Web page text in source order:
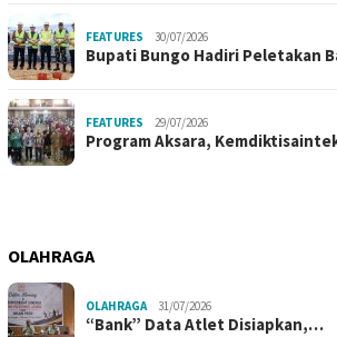
FEATURES 30/07/2026
Bupati Bungo Hadiri Peletakan
FEATURES 29/07/2026
Program Aksara,
OLAHRAGA
OLAHRAGA 31/07/2026
“Bank” Data Atlet Disiapkan,…